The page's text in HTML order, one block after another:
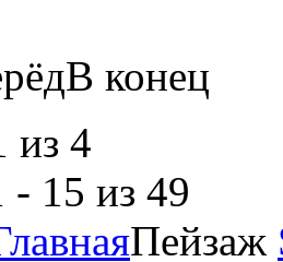
В конец
из 4
- 15 из 49
Пейзаж